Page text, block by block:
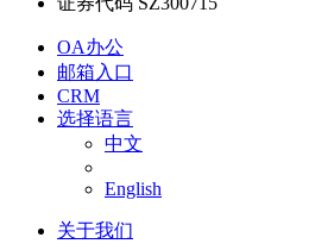
OA办公
邮箱入口
CRM
选择语言
中文
English
关于我们